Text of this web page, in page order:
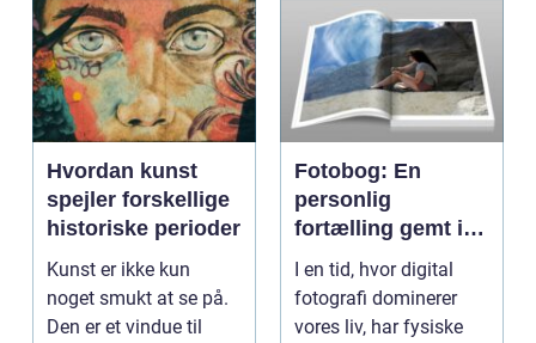
Hvordan kunst
spejler forskellige
historiske perioder
Kunst er ikke kun
noget smukt at se på.
Den er et vindue til
Fotobog: En
personlig
fortælling gemt i
billeder
I en tid, hvor digital
fotografi dominerer
vores liv, har fysiske